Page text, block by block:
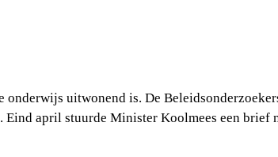
uitwonend is. De
april stuurde Minister Koolmees een brief